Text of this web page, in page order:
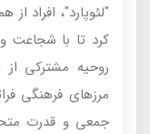
"لئوپارد"، افراد
کرد تا با شجاعت و
روحیه مشترکی
مرزهای فرهنگی
جمعی و قدرت متحد